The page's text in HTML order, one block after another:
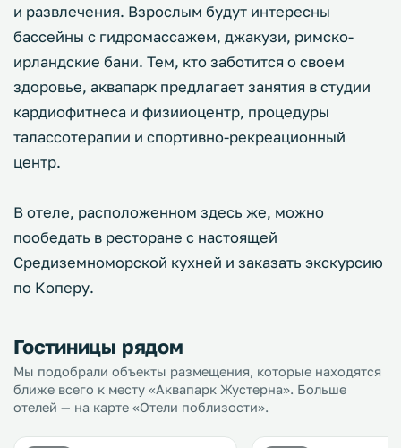
и развлечения. Взрослым будут интересны
бассейны с гидромассажем, джакузи, римско-
ирландские бани. Тем, кто заботится о своем
здоровье, аквапарк предлагает занятия в студии
кардиофитнеса и физииоцентр, процедуры
талассотерапии и спортивно-рекреационный
центр.
В отеле, расположенном здесь же, можно
пообедать в ресторане с настоящей
Средиземноморской кухней и заказать экскурсию
по Коперу.
Гостиницы рядом
Мы подобрали объекты размещения, которые находятся
ближе всего к месту «Аквапарк Жустерна». Больше
отелей — на карте «Отели поблизости».